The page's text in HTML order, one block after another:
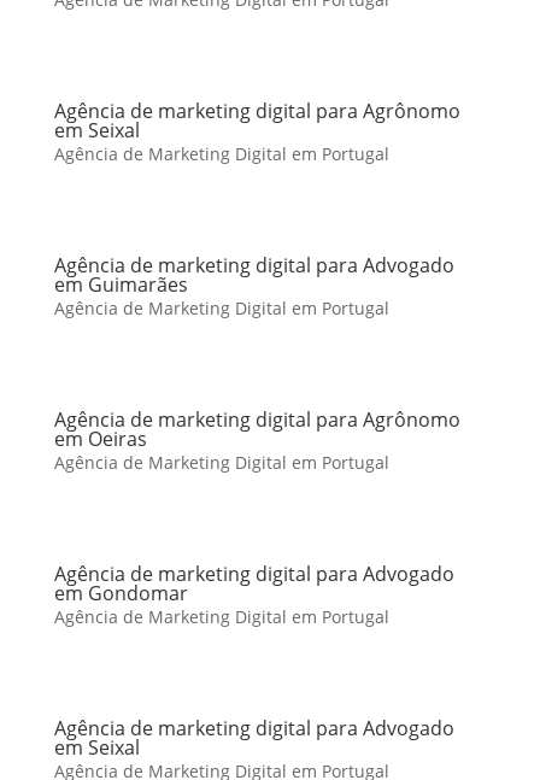
Agência de marketing digital para Agrônomo
em Seixal
Agência de Marketing Digital em Portugal
Agência de marketing digital para Advogado
em Guimarães
Agência de Marketing Digital em Portugal
Agência de marketing digital para Agrônomo
em Oeiras
Agência de Marketing Digital em Portugal
Agência de marketing digital para Advogado
em Gondomar
Agência de Marketing Digital em Portugal
Agência de marketing digital para Advogado
em Seixal
Agência de Marketing Digital em Portugal